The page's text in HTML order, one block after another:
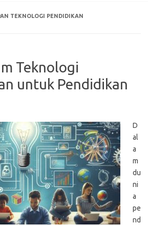
TEKNOLOGI PENDIDIKAN
Teknologi
untuk Pendidikan
D
al
a
m
du
ni
a
pe
nd